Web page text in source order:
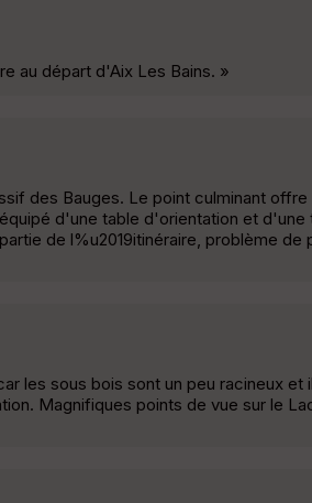
au départ d'Aix Les Bains. »
des Bauges. Le point culminant offre
d'une table d'orientation et d'une
de l%u2019itinéraire, problème de
les sous bois sont un peu racineux et
Magnifiques points de vue sur le